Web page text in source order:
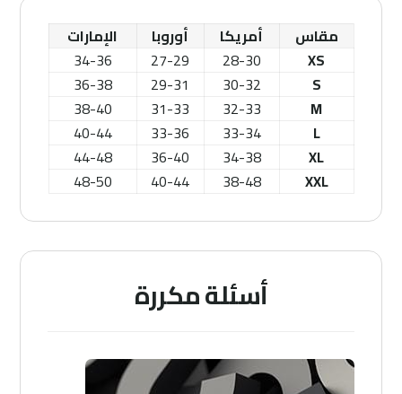
مقاس أمريكا أوروبا
الإمارات
XS
28-30
27-29
34-36
S
30-32
29-31
36-38
M
32-33
31-33
38-40
L
33-34
33-36
40-44
XL
34-38
36-40
44-48
XXL
38-48
40-44
48-50
أسئلة مكررة